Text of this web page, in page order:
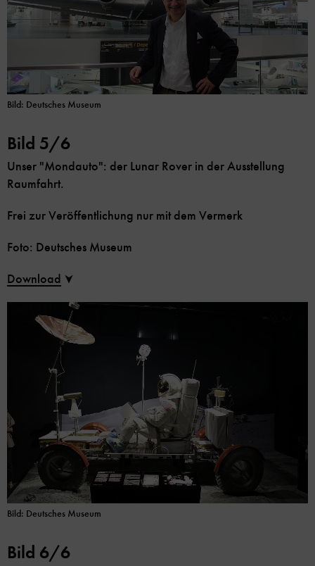
Bild: Deutsches Museum
Bild: Deutsches Museum
Bild 5/6
Unser "Mondauto": der Lunar Rover in der Ausstellung
Raumfahrt.
Frei zur Veröffentlichung nur mit dem Vermerk
Foto: Deutsches Museum
Download
Bild 6/6